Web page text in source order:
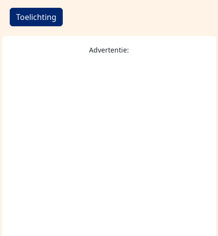
Toelichting
Advertentie: